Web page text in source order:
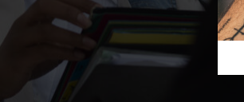
サブカテゴリ
パッチ
サブカテゴリ